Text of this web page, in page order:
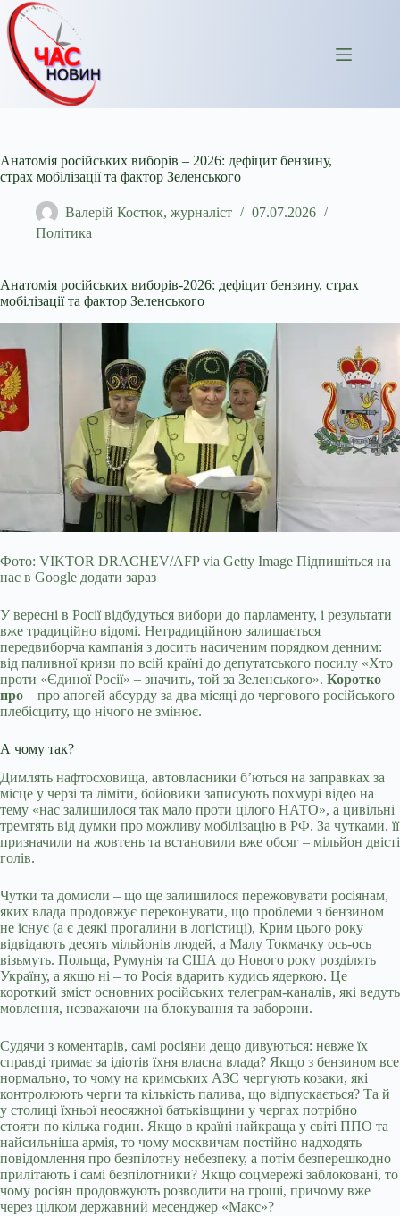
Перейти
до
вмісту
Анатомія російських виборів – 2026: дефіцит бензину,
страх мобілізації та фактор Зеленського
Валерій Костюк, журналіст
07.07.2026
Політика
Анатомія російських виборів-2026: дефіцит бензину, страх
мобілізації та фактор Зеленського
Фото: VIKTOR DRACHEV/AFP via Getty Image Підпишіться на
нас в Google додати зараз
У вересні в Росії відбудуться вибори до парламенту, і результати
вже традиційно відомі. Нетрадиційною залишається
передвиборча кампанія з досить насиченим порядком денним:
від паливної кризи по всій країні до депутатського посилу «Хто
проти «Єдиної Росії» – значить, той за Зеленського». Коротко
про – про апогей абсурду за два місяці до чергового російського
плебісциту, що нічого не змінює.
А чому так?
Димлять нафтосховища, автовласники б’ються на заправках за
місце у черзі та ліміти, бойовики записують похмурі відео на
тему «нас залишилося так мало проти цілого НАТО», а цивільні
тремтять від думки про можливу мобілізацію в РФ. За чутками, її
призначили на жовтень та встановили вже обсяг – мільйон двісті
голів.
Чутки та домисли – що ще залишилося пережовувати росіянам,
яких влада продовжує переконувати, що проблеми з бензином
не існує (а є деякі прогалини в логістиці), Крим цього року
відвідають десять мільйонів людей, а Малу Токмачку ось-ось
візьмуть. Польща, Румунія та США до Нового року розділять
Україну, а якщо ні – то Росія вдарить кудись ядеркою. Це
короткий зміст основних російських телеграм-каналів, які ведуть
мовлення, незважаючи на блокування та заборони.
Судячи з коментарів, самі росіяни дещо дивуються: невже їх
справді тримає за ідіотів їхня власна влада? Якщо з бензином все
нормально, то чому на кримських АЗС чергують козаки, які
контролюють черги та кількість палива, що відпускається? Та й
у столиці їхньої неосяжної батьківщини у чергах потрібно
стояти по кілька годин. Якщо в країні найкраща у світі ППО та
найсильніша армія, то чому москвичам постійно надходять
повідомлення про безпілотну небезпеку, а потім безперешкодно
прилітають і самі безпілотники? Якщо соцмережі заблоковані, то
чому росіян продовжують розводити на гроші, причому вже
через цілком державний месенджер «Макс»?